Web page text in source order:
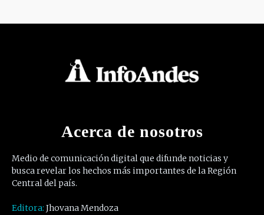
Acerca de nosotros
Medio de comunicación digital que difunde noticias y
busca revelar los hechos más importantes de la Región
Central del país.
Editora: Jhovana Mendoza